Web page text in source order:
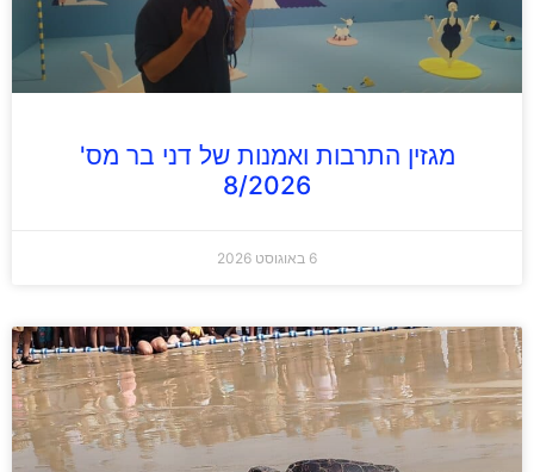
מגזין התרבות ואמנות של דני בר מס'
8/2026
6 באוגוסט 2026